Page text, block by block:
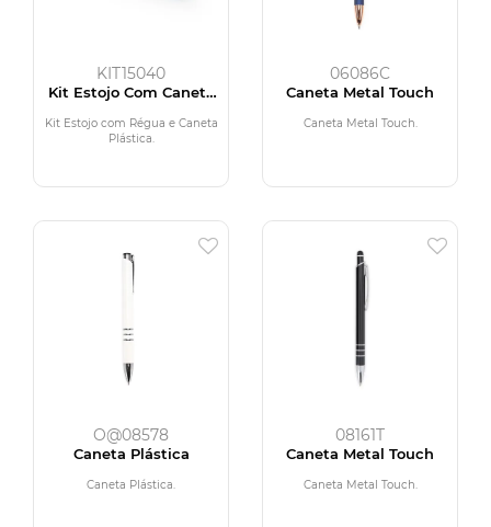
KIT15040
Kit Estojo Com Caneta
Kit Estojo com Régua e Caneta
Plástica.
06086C
Caneta Metal Touch
Caneta Metal Touch.
O@08578
Caneta Plástica
Caneta Plástica.
08161T
Caneta Metal Touch
Caneta Metal Touch.